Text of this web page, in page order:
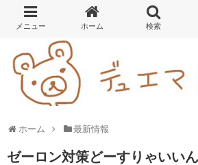
ホーム 最新情報
ゼーロン対策どーすりゃいい